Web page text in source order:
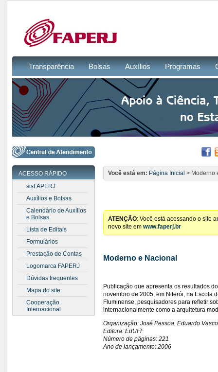
Transparência Bolsas Auxílios Programas
ACESSO RÁPIDO
sisFAPERJ
Auxílios e Bolsas
Calendário de Auxílios
e Bolsas
Lista de Editais
Formulários
Prestação de Contas
Logomarca FAPERJ
Dúvidas frequentes
Mapa do site
Cooperação
Internacional
Você está em: Página Inicial > Moderno
ATENÇÃO: Você está acessando o site
novo site em www.faperj.br
Moderno e Nacional
Publicação que apresenta os resultados
novembro de 2005, em Niterói, na Escola
Fluminense, pesquisadores para refletir
internacionalmente como a arquitetura
Organização: José Pessoa, Eduardo
Editora: EdUFF
Número de páginas: 221
Ano de lançamento: 2006